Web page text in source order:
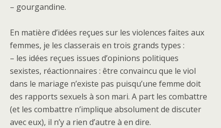
– gourgandine.
En matière d’idées reçues sur les violences faites aux
femmes, je les classerais en trois grands types :
– les idées reçues issues d’opinions politiques
sexistes, réactionnaires : être convaincu que le viol
dans le mariage n’existe pas puisqu’une femme doit
des rapports sexuels à son mari. A part les combattre
(et les combattre n’implique absolument de discuter
avec eux), il n’y a rien d’autre à en dire.